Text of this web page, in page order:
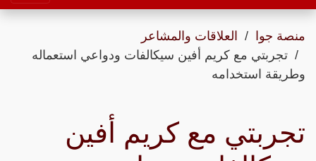
منصة جوا
العلاقات والمشاعر
تجربتي مع كريم أفين سيكالفات ودواعي استعماله
وطريقة استخدامه
تجربتي مع كريم أفين